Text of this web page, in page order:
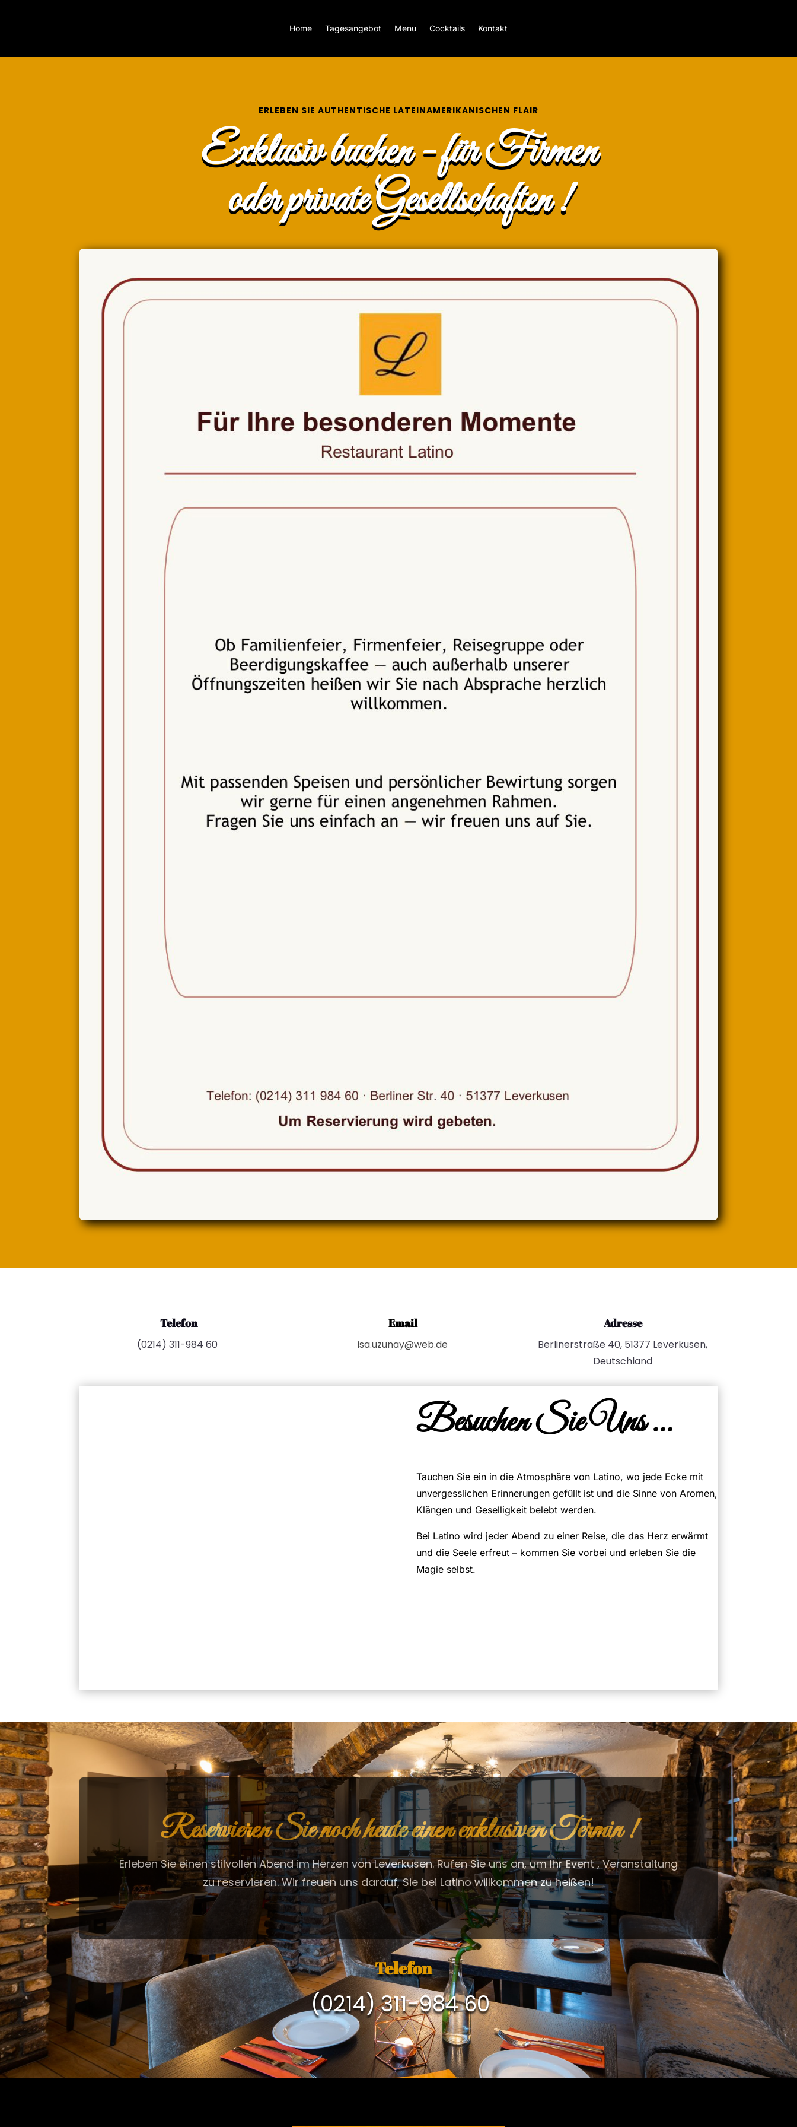
Home Tagesangebot Menu Cocktails Kontakt
ERLEBEN SIE AUTHENTISCHE LATEINAMERIKANISCHEN FLAIR
Exklusiv buchen - für Firmen
oder private Gesellschaften !
Telefon
(0214) 311-984 60
Email
isa.uzunay@web.de
Adresse
Berlinerstraße 40, 51377 Leverkusen,
Deutschland
Besuchen Sie Uns ...
Tauchen Sie ein in die Atmosphäre von Latino, wo jede Ecke mit
unvergesslichen Erinnerungen gefüllt ist und die Sinne von Aromen,
Klängen und Geselligkeit belebt werden.
Bei Latino wird jeder Abend zu einer Reise, die das Herz erwärmt
und die Seele erfreut – kommen Sie vorbei und erleben Sie die
Magie selbst.
Reservieren Sie noch heute einen exklusiven Termin !
Erleben Sie einen stilvollen Abend im Herzen von Leverkusen. Rufen Sie uns an, um Ihr Event , Veranstaltung
zu reservieren. Wir freuen uns darauf, Sie bei Latino willkommen zu heißen!
Telefon
(0214) 311-984 60